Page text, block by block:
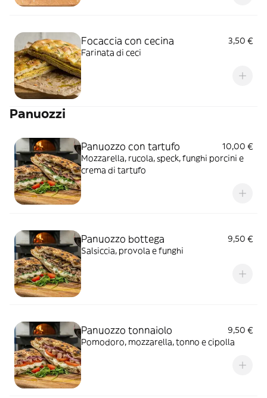
Focaccia con cecina
3,50 €
Farinata di ceci
Panuozzi
Panuozzo con tartufo
10,00 €
Mozzarella, rucola, speck, funghi porcini e
crema di tartufo
Panuozzo bottega
9,50 €
Salsiccia, provola e funghi
Panuozzo tonnaiolo
9,50 €
Pomodoro, mozzarella, tonno e cipolla